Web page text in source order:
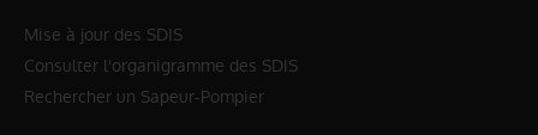
Mise à jour des SDIS
Consulter l'organigramme des SDIS
Rechercher un Sapeur-Pompier